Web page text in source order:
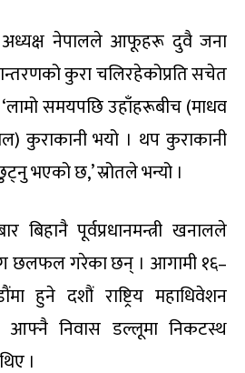
नेपालले आफूहरू दुवै जना
कुरा चलिरहेकोप्रति सचेत
समयपछि उहाँहरूबीच (माधव
कुराकानी भयो । थप कुराकानी
भएको छ,’ स्रोतले भन्यो ।
बिहानै पूर्वप्रधानमन्त्री खनालले